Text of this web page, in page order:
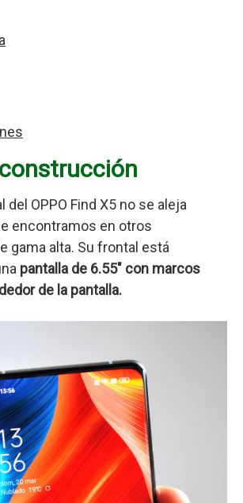
del OPPO Find X5 no se aleja
encontramos en otros
gama alta. Su frontal está
pantalla de 6.55″ con marcos
de la pantalla.